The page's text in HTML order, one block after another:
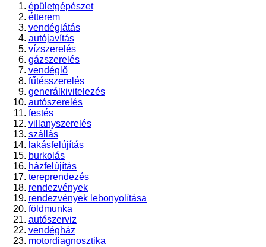
épületgépészet
étterem
vendéglátás
autójavítás
vízszerelés
gázszerelés
vendéglő
fűtésszerelés
generálkivitelezés
autószerelés
festés
villanyszerelés
szállás
lakásfelújítás
burkolás
házfelújítás
tereprendezés
rendezvények
rendezvények lebonyolítása
földmunka
autószerviz
vendégház
motordiagnosztika